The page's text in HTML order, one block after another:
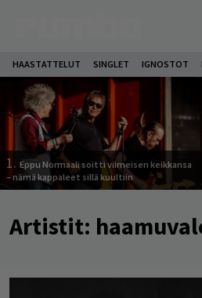
HAASTATTELUT SINGLET IGNOSTOT
1. Eppu Normaali soitti viimeisen keikkansa
– nämä kappaleet sillä kuultiin
Artistit: